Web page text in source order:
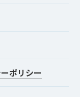
ポリシー